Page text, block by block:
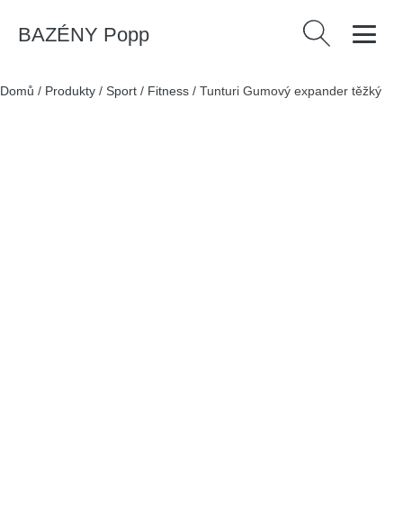
BAZÉNY Popp Vyhledávání
Domů / Produkty / Sport / Fitness / Tunturi Gumový expander těžký